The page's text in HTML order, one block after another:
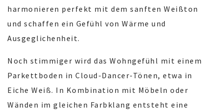
harmonieren perfekt mit dem sanften Weißton
und schaffen ein Gefühl von Wärme und
Ausgeglichenheit.
Noch stimmiger wird das Wohngefühl mit einem
Parkettboden in Cloud-Dancer-Tönen, etwa in
Eiche Weiß. In Kombination mit Möbeln oder
Wänden im gleichen Farbklang entsteht eine